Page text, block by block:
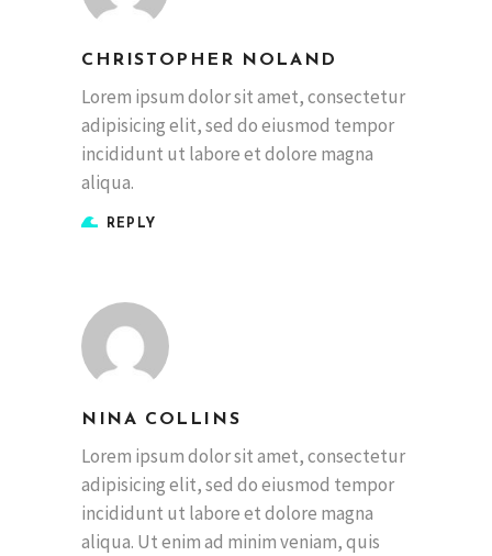
CHRISTOPHER NOLAND
Lorem ipsum dolor sit amet, consectetur
adipisicing elit, sed do eiusmod tempor
incididunt ut labore et dolore magna
aliqua.
REPLY
NINA COLLINS
Lorem ipsum dolor sit amet, consectetur
adipisicing elit, sed do eiusmod tempor
incididunt ut labore et dolore magna
aliqua. Ut enim ad minim veniam, quis